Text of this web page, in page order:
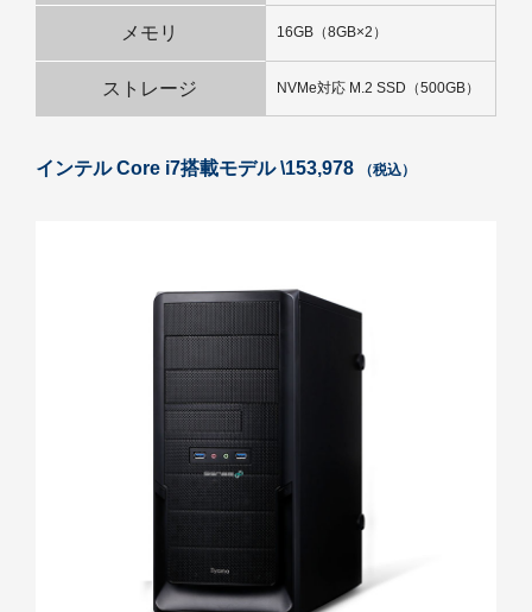
メモリ 16GB（8GB×2）
ストレージ NVMe対応 M.2 SSD（500GB）
インテル Core i7搭載モデル \153,978 （税込）